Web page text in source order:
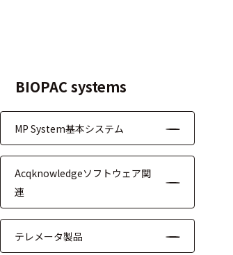
ワイヤレス・無
線対応
MRI対応
BIOPAC systems
MP System基本システム
Acqknowledgeソフトウェア関
連
テレメータ製品